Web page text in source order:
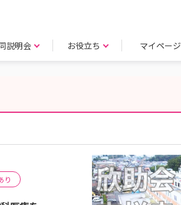
説明会 お役立ち マイページ
り